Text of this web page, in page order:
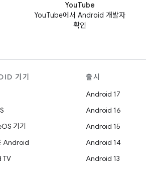
YouTube
YouTube에서 Android 개발자
확인
기기
기기
Android
TV
출시
Android 17
Android 16
Android 15
Android 14
Android 13